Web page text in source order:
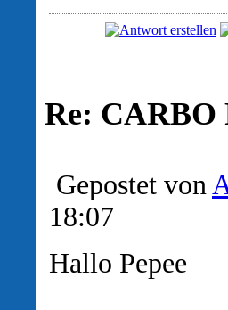
Re: CARBO
Gepostet von
18:07
Hallo Pepee